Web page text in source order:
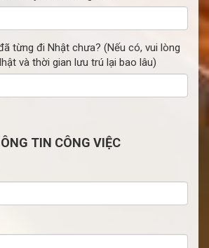
từng đi Nhật chưa? (Nếu có, vui lòng
và thời gian lưu trú lại bao lâu)
TIN CÔNG VIỆC